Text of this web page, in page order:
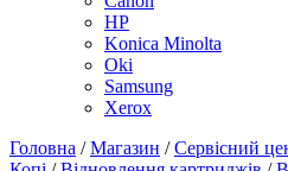
HP
Konica Minolta
Oki
Samsung
Xerox
Головна /Магазин /Сервісний